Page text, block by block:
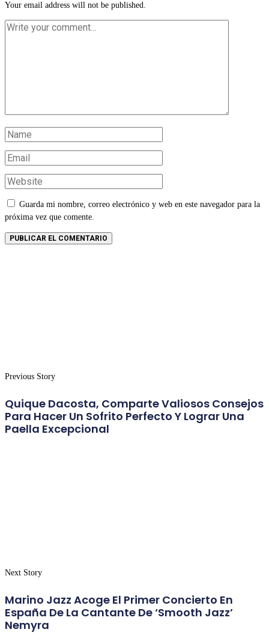
Your email address will not be published.
Guarda mi nombre, correo electrónico y web en este navegador para la
próxima vez que comente.
Previous Story
Quique Dacosta, Comparte Valiosos Consejos
Para Hacer Un Sofrito Perfecto Y Lograr Una
Paella Excepcional
Next Story
Marino Jazz Acoge El Primer Concierto En
España De La Cantante De ‘smooth Jazz’
Nemyra